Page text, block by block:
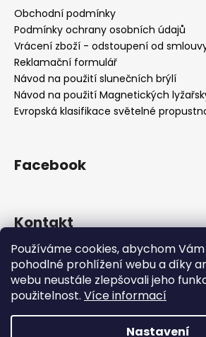
Používáme cookies, abychom
pohodlné prohlížení webu a díky
webu neustále zlepšovali jeho
použitelnost. Více informací
Nastavení
Obchodní podmínky
Podmínky ochrany osobních údajů
Vrácení zboží - odstoupení od
Reklamační formulář
Návod na použití slunečních brýlí
Návod na použití Magnetických
Evropská klasifikace světelné
Facebook
Kontakt
info@sportsunglasses.cz
+420 605 549 542
nezvedáme telefon? napište